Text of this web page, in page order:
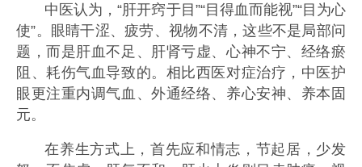
中医认为，“肝开窍于目”“目得血而能视”“目为心
使”。眼睛干涩、疲劳、视物不清，这些不是局部问
题，而是肝血不足、肝肾亏虚、心神不宁、经络瘀
阻、耗伤气血导致的。相比西医对症治疗，中医护
眼更注重内调气血、外通经络、养心安神、养本固
元。
在养生方式上，首先应和情志，节起居，少发